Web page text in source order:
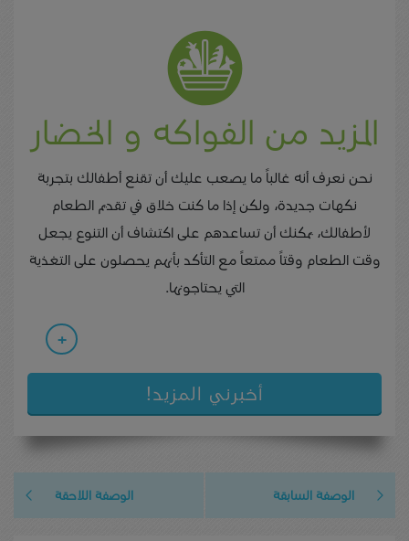
المزيد من الفواكه و الخضار
نحن نعرف أنه غالباً ما يصعب عليك أن تقنع أطفالك بتجربة
نكهات جديدة، ولكن إذا ما كنت خلاق في تقديم الطعام
لأطفالك، يمكنك أن تساعدهم على اكتشاف أن التنوع يجعل
وقت الطعام وقتاً ممتعاً مع التأكد بأنهم يحصلون على التغذية
التي يحتاجونها.
+
أخبرني المزيد!
الوصفة اللاحقة الوصفة السابقة